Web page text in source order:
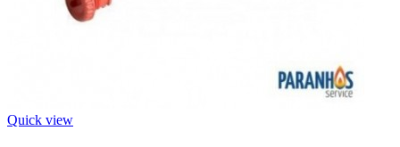
Quick view